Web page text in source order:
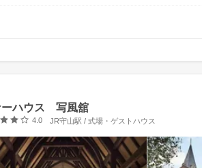
ーハウス 写風舘
口コミ評価
4.0 JR守山駅 / 式場・ゲストハウス